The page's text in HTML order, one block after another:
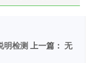
明检测 上一篇： 无